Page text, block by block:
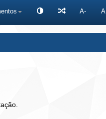
A- A